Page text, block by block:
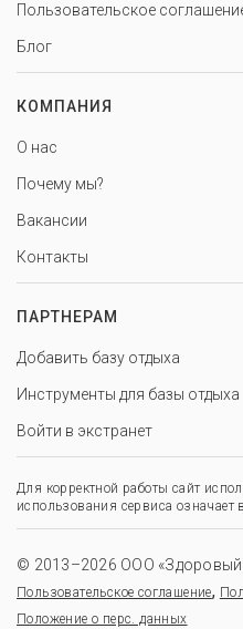
Пользовательское
Блог
КОМПАНИЯ
О нас
Почему мы?
Вакансии
Контакты
ПАРТНЕРАМ
Добавить базу отдыха
Инструменты для базы отдыха
Войти в экстранет
Для корректной работы сайт
использования сервиса означает
© 2013–2026 ООО «Здоровый
Пользовательское соглашение,
Положение о перс. данных